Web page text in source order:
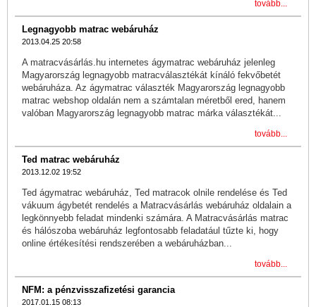
tovább...
Legnagyobb matrac webáruház
2013.04.25 20:58
A matracvásárlás.hu internetes ágymatrac webáruház jelenleg
Magyarország legnagyobb matracválasztékát kínáló fekvőbetét
webáruháza. Az ágymatrac választék Magyarország legnagyobb
matrac webshop oldalán nem a számtalan méretből ered, hanem
valóban Magyarország legnagyobb matrac márka választékát...
tovább...
Ted matrac webáruház
2013.12.02 19:52
Ted ágymatrac webáruház, Ted matracok olnile rendelése és Ted
vákuum ágybetét rendelés a Matracvásárlás webáruház oldalain a
legkönnyebb feladat mindenki számára. A Matracvásárlás matrac
és hálószoba webáruház legfontosabb feladatául tűzte ki, hogy
online értékesítési rendszerében a webáruházban...
tovább...
NFM: a pénzvisszafizetési garancia
2017.01.15 08:13